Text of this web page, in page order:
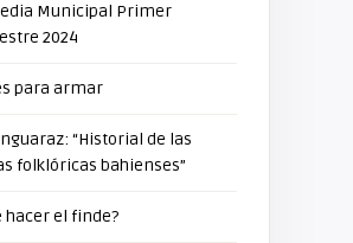
Municipal Primer
2024
para armar
“Historial de las
folklóricas bahienses”
hacer el finde?